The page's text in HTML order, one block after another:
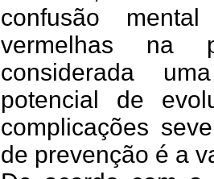
confusão
vermelhas na
considerada
potencial de
complicações
de prevenção é a